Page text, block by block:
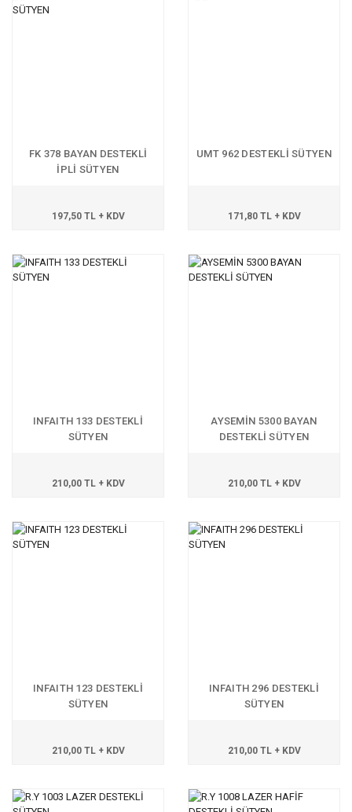
FK 378 BAYAN DESTEKLİ
İPLİ SÜTYEN
197,50 TL + KDV
UMT 962 DESTEKLİ SÜTYEN
171,80 TL + KDV
INFAITH 133 DESTEKLİ
SÜTYEN
210,00 TL + KDV
AYSEMİN 5300 BAYAN
DESTEKLİ SÜTYEN
210,00 TL + KDV
INFAITH 123 DESTEKLİ
SÜTYEN
210,00 TL + KDV
INFAITH 296 DESTEKLİ
SÜTYEN
210,00 TL + KDV